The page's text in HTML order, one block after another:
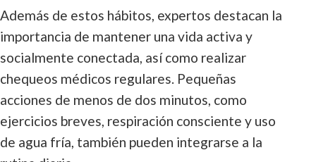
Además de estos hábitos, expertos destacan la
importancia de mantener una vida activa y
socialmente conectada, así como realizar
chequeos médicos regulares. Pequeñas
acciones de menos de dos minutos, como
ejercicios breves, respiración consciente y uso
de agua fría, también pueden integrarse a la